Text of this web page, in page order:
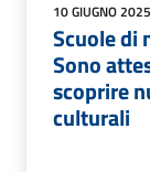
10 GIUGNO 2025
Scuole di
Sono
scoprire
culturali